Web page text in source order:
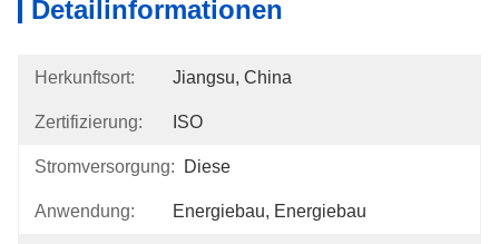
Detailinformationen
Herkunftsort: Jiangsu, China
Zertifizierung: ISO
Stromversorgung: Diese
Anwendung: Energiebau, Energiebau